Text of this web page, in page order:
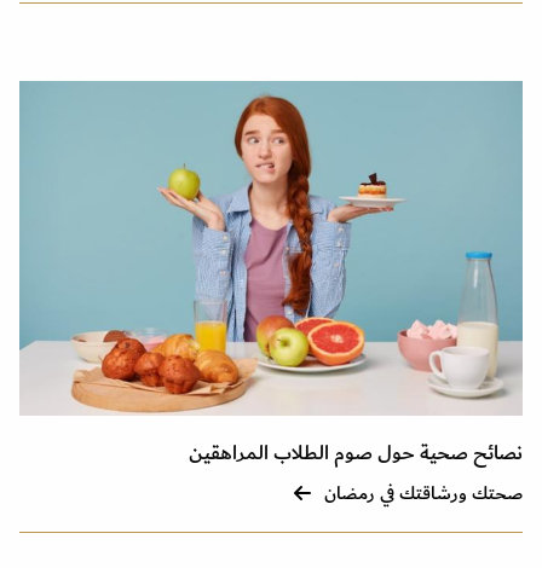
نصائح صحية حول صوم الطلاب المراهقين
صحتك ورشاقتك في رمضان